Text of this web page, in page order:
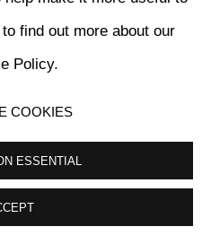
the beginning, there was
infinite unity of divine
finite, distinctive worlds to
find out more about our
Policy.
COOKIES
ESSENTIAL